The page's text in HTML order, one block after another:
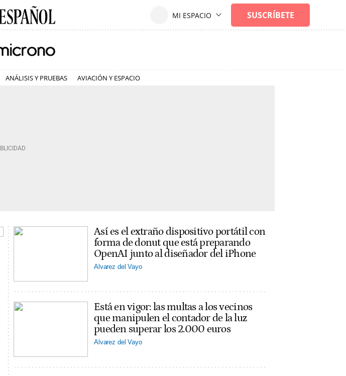
ANÁLISIS Y PRUEBAS AVIACIÓN Y ESPACIO
Así es el extraño dispositivo portátil con
forma de donut que está preparando
OpenAI junto al diseñador del iPhone
Alvarez del Vayo
Está en vigor: las multas a los vecinos
que manipulen el contador de la luz
pueden superar los 2.000 euros
Alvarez del Vayo